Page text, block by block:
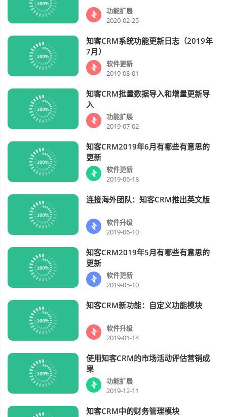
功能扩展
2020-02-25
视频
知客CRM系统功能更新日志（2019年
7月）
软件更新
2019-08-01
视频
知客CRM批量数据导入和增量更新导
入
功能扩展
2019-07-02
视频
知客CRM2019年6月有哪些有意思的
更新
软件更新
2019-06-18
视频 连接海外团队：知客CRM推出英文版
软件升级
2019-06-10
视频
知客CRM2019年5月有哪些有意思的
更新
软件更新
2019-05-10
视频 知客CRM新功能：自定义功能模块
软件升级
2019-01-14
视频
使用知客CRM的市场活动评估营销成
果
功能扩展
2019-12-11
视频 知客CRM中的财务管理模块